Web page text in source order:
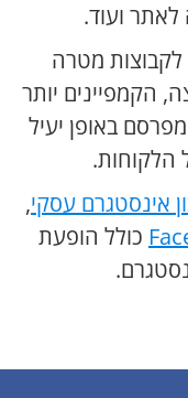
לאתר ועוד.
לקבוצות מטרה
הקמפיינים יותר
באופן יעיל
הלקוחות.
אינסטגרם עסקי,
כולל הופעת